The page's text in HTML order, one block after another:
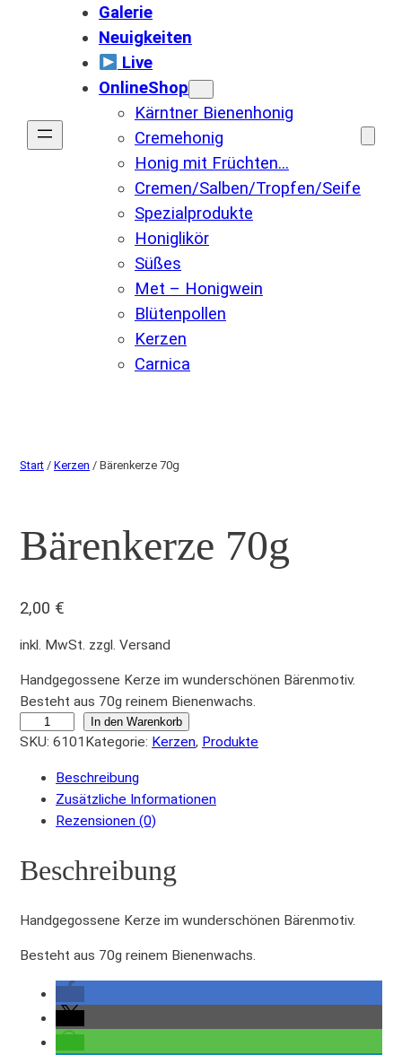
Galerie
Neuigkeiten
Live
OnlineShop
Kärntner Bienenhonig
Cremehonig
Honig mit Früchten…
Cremen/Salben/Tropfen/Seife
Spezialprodukte
Honiglikör
Süßes
Met – Honigwein
Blütenpollen
Kerzen
Carnica
Start / Kerzen / Bärenkerze 70g
Bärenkerze 70g
2,00 €
inkl. MwSt. zzgl. Versand
Handgegossene Kerze im wunderschönen Bärenmotiv.
Besteht aus 70g reinem Bienenwachs.
ä
e
0
In den Warenkorb
SKU: 6101 Kategorie: Kerzen, Produkte
Beschreibung
Zusätzliche Informationen
Rezensionen (0)
Beschreibung
Handgegossene Kerze im wunderschönen Bärenmotiv.
Besteht aus 70g reinem Bienenwachs.